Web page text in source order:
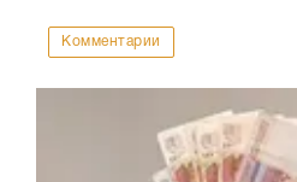
Комментарии